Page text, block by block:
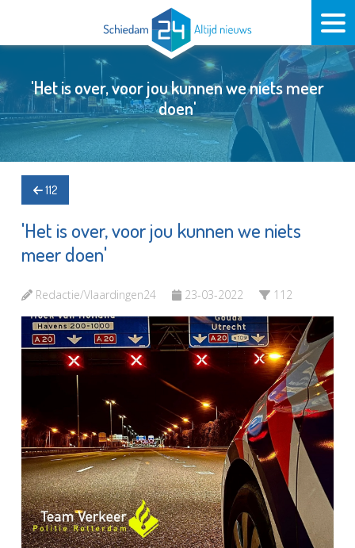
'Het is over, voor jou kunnen we niets meer
doen'
112
'Het is over, voor jou kunnen we niets
meer doen'
Redactie/Vlaardingen24 23-03-2022 112